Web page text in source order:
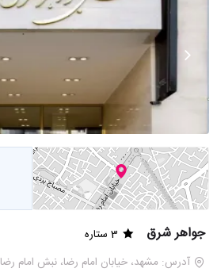
جواهر شرق
3 ستاره
آدرس: مشهد، خیابان امام رضا، نبش امام رضا 6